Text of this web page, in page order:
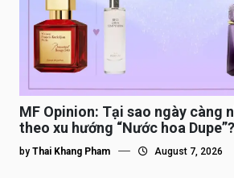
MF Opinion: Tại sao ngày càng
theo xu hướng “Nước hoa Dupe”?
by Thai Khang Pham August 7, 2026